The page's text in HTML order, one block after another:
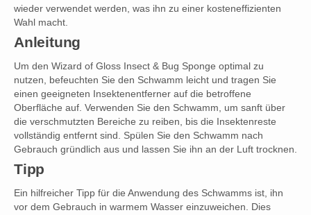
wieder verwendet werden, was ihn zu einer kosteneffizienten
Wahl macht.
Anleitung
Um den Wizard of Gloss Insect & Bug Sponge optimal zu
nutzen, befeuchten Sie den Schwamm leicht und tragen Sie
einen geeigneten Insektenentferner auf die betroffene
Oberfläche auf. Verwenden Sie den Schwamm, um sanft über
die verschmutzten Bereiche zu reiben, bis die Insektenreste
vollständig entfernt sind. Spülen Sie den Schwamm nach
Gebrauch gründlich aus und lassen Sie ihn an der Luft trocknen.
Tipp
Ein hilfreicher Tipp für die Anwendung des Schwamms ist, ihn
vor dem Gebrauch in warmem Wasser einzuweichen. Dies